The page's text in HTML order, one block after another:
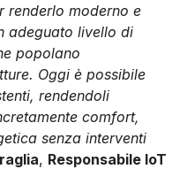
renderlo moderno e
adeguato livello di
popolano
Oggi è possibile
rendendoli
comfort,
senza interventi
, Responsabile IoT